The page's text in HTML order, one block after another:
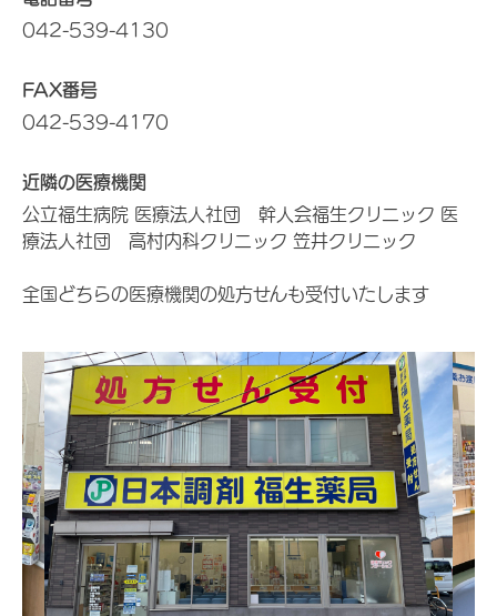
042-539-4130
FAX番号
042-539-4170
近隣の医療機関
公立福生病院 医療法人社団 幹人会福生クリニック 医
療法人社団 高村内科クリニック 笠井クリニック
全国どちらの医療機関の処方せんも受付いたします